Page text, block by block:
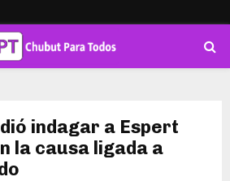
indagar a Espert
la causa ligada a